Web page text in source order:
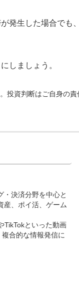
発生した場合でも、
しましょう。
投資判断はご自身の責
・決済分野を中心と
産、ポイ活、ゲーム
TikTokといった動画
合的な情報発信に